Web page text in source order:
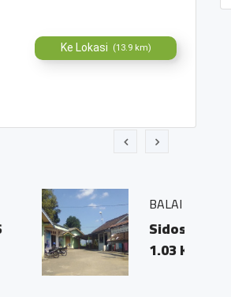
Ke Lokasi (13.9 km)
magelang.56161